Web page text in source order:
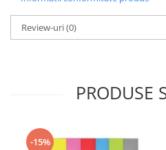
Review-uri(0)
PRODUSE
-15%